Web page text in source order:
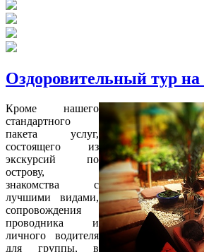
Оздоровительный тур
Кроме нашего
стандартного
пакета услуг,
состоящего из
экскурсий по
острову,
знакомства с
лучшими видами,
сопровождения
проводника и
личного водителя
для группы, в